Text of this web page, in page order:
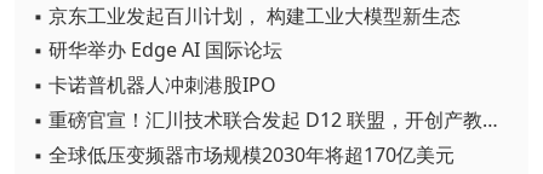
▪ 京东工业发起百川计划， 构建工业大模型新生态
▪ 研华举办 Edge AI 国际论坛
▪ 卡诺普机器人冲刺港股IPO
▪ 重磅官宣！汇川技术联合发起 D12 联盟，开创产教融合新范式
▪ 全球低压变频器市场规模2030年将超170亿美元